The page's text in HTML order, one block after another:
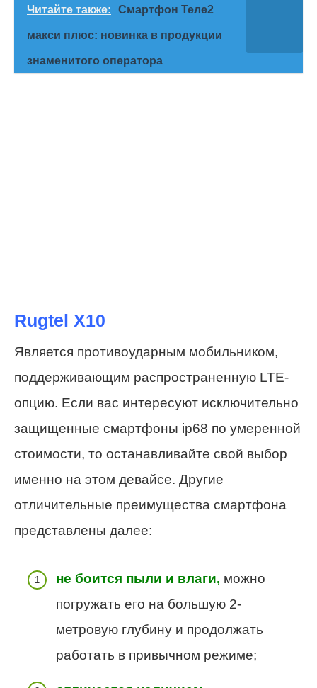
Читайте также: Смартфон Теле2
макси плюс: новинка в продукции
знаменитого оператора
Rugtel X10
Является противоударным мобильником,
поддерживающим распространенную LTE-
опцию. Если вас интересуют исключительно
защищенные смартфоны ip68 по умеренной
стоимости, то останавливайте свой выбор
именно на этом девайсе. Другие
отличительные преимущества смартфона
представлены далее:
не боится пыли и влаги, можно
погружать его на большую 2-
метровую глубину и продолжать
работать в привычном режиме;